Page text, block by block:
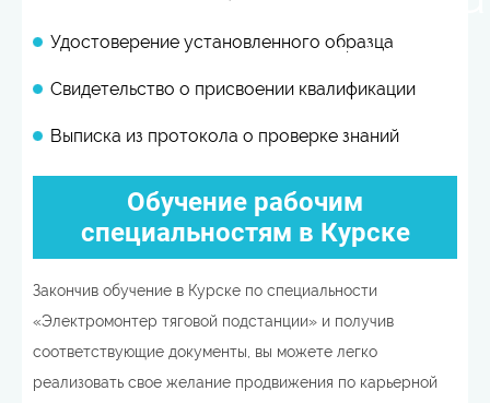
Удостоверение установленного образца
Свидетельство о присвоении квалификации
Выписка из протокола о проверке знаний
Обучение рабочим
специальностям в Курске
Закончив обучение в Курске по специальности
«Электромонтер тяговой подстанции» и получив
соответствующие документы, вы можете легко
реализовать свое желание продвижения по карьерной